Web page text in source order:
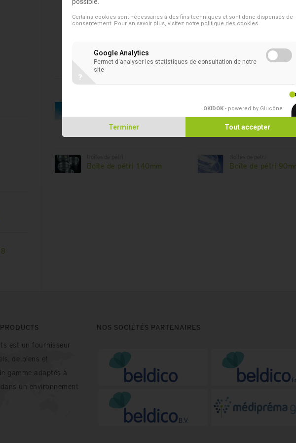
En polystyrène à haute clarté optique.
Produits dans cet
Boîte de pétri 140mm
Boîte de pétri
Boîte de pétri
est un fournisseur
de biens et
gamme adaptés à
un environnement
NOS SOCIÉTÉS PARTENAIRES
Certains cookies sont nécessaires à des fins techniques et sont donc dispensés de
consentement. Pour en savoir plus, visitez notre politique des cookies
Google Analytics
Permet d'analyser les statistiques de consultation de notre
site
?
OKIDOK - powered by Glucône
Terminer Tout accepter